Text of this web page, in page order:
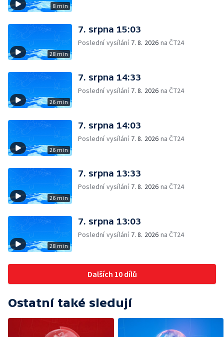
8 min
28 min
7. srpna 15:03
Poslední vysílání 7. 8. 2026 na ČT24
26 min
7. srpna 14:33
Poslední vysílání 7. 8. 2026 na ČT24
26 min
7. srpna 14:03
Poslední vysílání 7. 8. 2026 na ČT24
26 min
7. srpna 13:33
Poslední vysílání 7. 8. 2026 na ČT24
28 min
7. srpna 13:03
Poslední vysílání 7. 8. 2026 na ČT24
Dalších 10 dílů
Ostatní také sledují